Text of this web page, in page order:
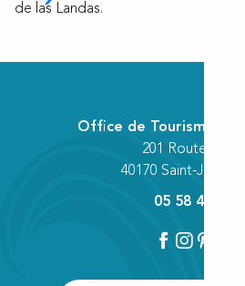
de las Landas.
Office de Tourisme
201 Route des
40170 Saint-Julien-
05 58 42 89